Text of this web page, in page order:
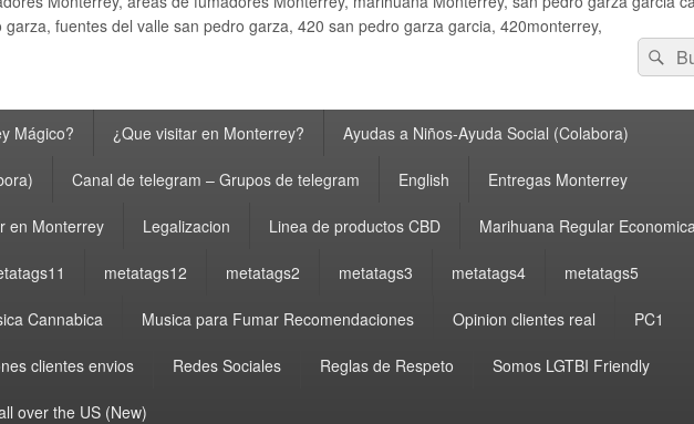
fuentes del valle san pedro garza, 420 san pedro garza garcia, 420monterrey,
Buscar
por:
Mágico? ¿Que visitar en Monterrey? Ayudas a Niños-Ayuda Social (Colabora)
Canal de telegram – Grupos de telegram English Entregas Monterrey
en Monterrey Legalizacion Linea de productos CBD Marihuana Regular
metatags12 metatags2 metatags3 metatags4 metatags5
Cannabica Musica para Fumar Recomendaciones Opinion clientes real PC1
clientes envios Redes Sociales Reglas de Respeto Somos LGTBI Friendly
over the US (New)